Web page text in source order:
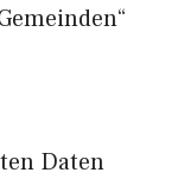
Daten